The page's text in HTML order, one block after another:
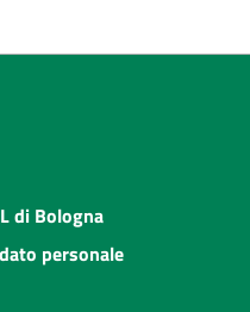
di Bologna
personale